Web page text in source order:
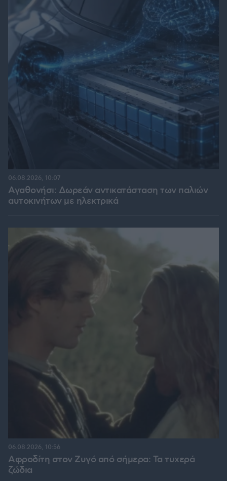
Αγαθονήσι: Δωρεάν αντικατάσταση των παλιών
αυτοκινήτων με ηλεκτρικά
06.08.2026, 10:07
Αφροδίτη στον Ζυγό από σήμερα: Τα τυχερά
ζώδια
06.08.2026, 10:56